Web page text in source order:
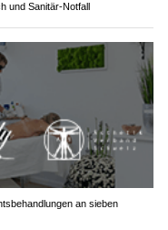
und Sanitär-Notfall
an sieben